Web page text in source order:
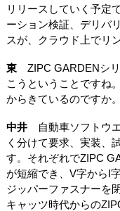
リリースしていく予定
ーション検証、デリバ
スが、クラウド上でリ
東ZIPC GARDENシリ
こうということですね
からきているのですか。
中井自動車ソフトウエ
く分けて要求、実装、
す。それぞれでZIPC
が短縮でき、V字からI
ジッパーファスナーを
キャッツ時代からの